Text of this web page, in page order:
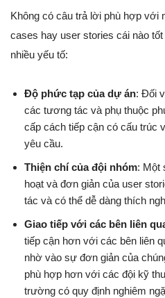
Không có câu trả lời phù hợp với
cases hay user stories cái nào
nhiều yếu tố:
Độ phức tạp của dự án: Đối
các tương tác và phụ thuộc
cấp cách tiếp cận có cấu trúc
yêu cầu.
Thiện chí của đội nhóm: Một
hoạt và đơn giản của user
tác và có thể dễ dàng thích
Giao tiếp với các bên liên
tiếp cận hơn với các bên liên
nhờ vào sự đơn giản của
phù hợp hơn với các đội kỹ
trường có quy định nghiêm